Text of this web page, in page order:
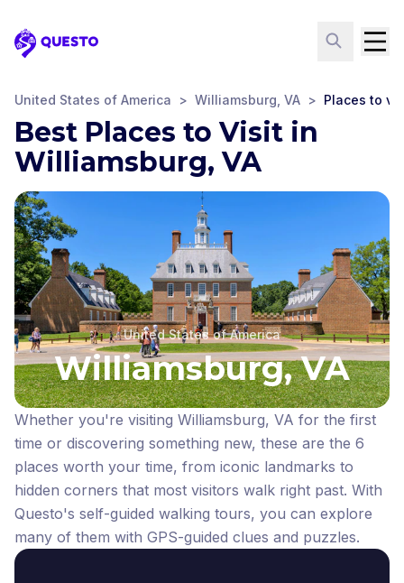
Questo
United States of America > Williamsburg, VA > Places to
Best Places to Visit in
Williamsburg, VA
United States of America
Williamsburg, VA
Whether you're visiting Williamsburg, VA for the first
time or discovering something new, these are the 6
places worth your time, from iconic landmarks to
hidden corners that most visitors walk right past. With
Questo's self-guided walking tours, you can explore
many of them with GPS-guided clues and puzzles.